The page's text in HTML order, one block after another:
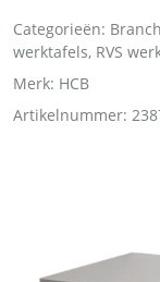
Categorieën:
werktafels, RVS
Merk: HCB
Artikelnummer: